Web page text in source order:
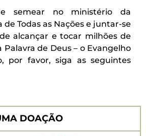
semear no ministério da
de Todas as Nações e juntar-se
alcançar e tocar milhões de
Palavra de Deus – o Evangelho
por favor, siga as seguintes
DOAÇÃO